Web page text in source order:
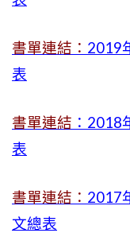
書單連結： 2019
表
書單連結 ：2018
表
書單連結： 2017
文總表